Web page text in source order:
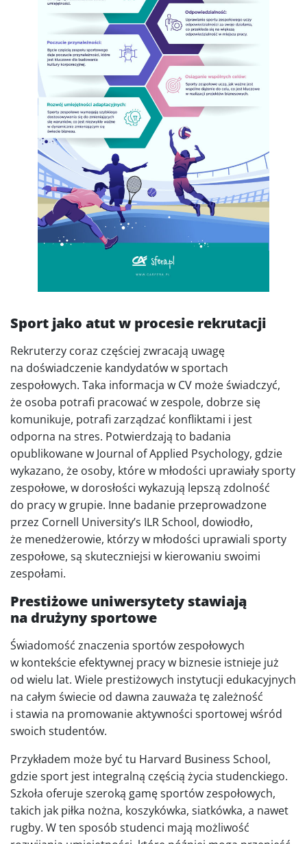
Sport jako atut w procesie rekrutacji
Rekruterzy coraz częściej zwracają uwagę
na doświadczenie kandydatów w sportach
zespołowych. Taka informacja w CV może świadczyć,
że osoba potrafi pracować w zespole, dobrze się
komunikuje, potrafi zarządzać konfliktami i jest
odporna na stres. Potwierdzają to badania
opublikowane w Journal of Applied Psychology, gdzie
wykazano, że osoby, które w młodości uprawiały sporty
zespołowe, w dorosłości wykazują lepszą zdolność
do pracy w grupie. Inne badanie przeprowadzone
przez Cornell University’s ILR School, dowiodło,
że menedżerowie, którzy w młodości uprawiali sporty
zespołowe, są skuteczniejsi w kierowaniu swoimi
zespołami.
Prestiżowe uniwersytety stawiają
na drużyny sportowe
Świadomość znaczenia sportów zespołowych
w kontekście efektywnej pracy w biznesie istnieje już
od wielu lat. Wiele prestiżowych instytucji edukacyjnych
na całym świecie od dawna zauważa tę zależność
i stawia na promowanie aktywności sportowej wśród
swoich studentów.
Przykładem może być tu Harvard Business School,
gdzie sport jest integralną częścią życia studenckiego.
Szkoła oferuje szeroką gamę sportów zespołowych,
takich jak piłka nożna, koszykówka, siatkówka, a nawet
rugby. W ten sposób studenci mają możliwość